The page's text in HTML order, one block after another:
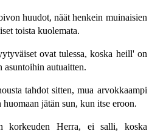
huudot, näät henkein muinaisien
toista kuolemata.
ovat tulessa, koska heill' on
asuntoihin autuaitten.
tahdot sitten, mua arvokkaampi
jätän sun, kun itse eroon.
korkeuden Herra, ei salli, koska